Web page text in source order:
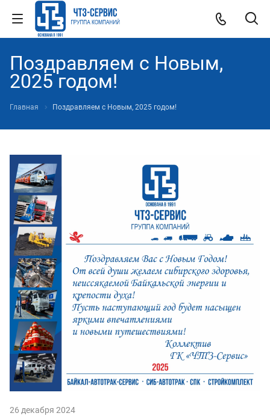
Поздравляем с Новым,
2025 годом!
Главная Поздравляем с Новым, 2025 годом!
26 декабря 2024